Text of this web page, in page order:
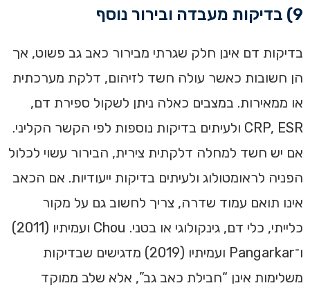
9) בדיקות מעבדה ובירור נוסף
בדיקות דם אינן חלק שגרתי מבירור כאב גב פשוט, אך
הן חשובות כאשר עולה חשד לזיהום, דלקת מערכתית
או ממאירות. במצבים כאלה ניתן לשקול ספירת דם,
CRP, ESR ולעיתים בדיקות נוספות לפי הקשר הקליני.
אם יש חשד למחלה דלקתית צירית, הבירור עשוי לכלול
הפניה לראומטולוג ולעיתים בדיקות ייעודיות. אם הכאב
אינו תואם עמוד שדרה, צריך לחשוב גם על מקור
כלייתי, כלי דם, גינקולוגי או בטני. Chou ועמיתיו (2011)
ו־Pangarkar ועמיתיו (2019) מדגישים שבדיקות
משלימות אינן “חבילת כאב גב”, אלא שלב ממוקד